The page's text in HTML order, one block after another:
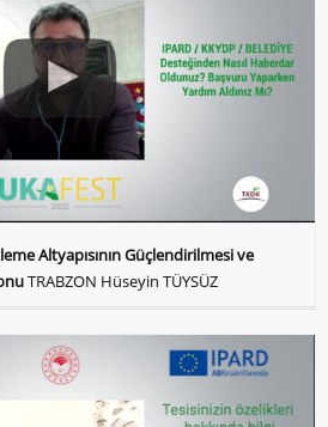
Altyapısının Güçlendirilmesi ve
TRABZON Hüseyin TÜYSÜZ